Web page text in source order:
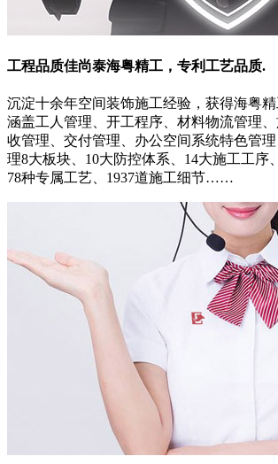
工程品质佳尚泰海粤精工，专利工艺品质.
沉淀十余年空间装饰施工经验，获得海粤精
涵盖工人管理、开工程序、材料物流管理
收管理、交付管理、办公空间系统特色管
理8大板块、10大防控体系、14大施工工序
78种专属工艺、1937道施工细节……